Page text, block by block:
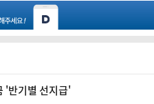
'반기별 선지급'